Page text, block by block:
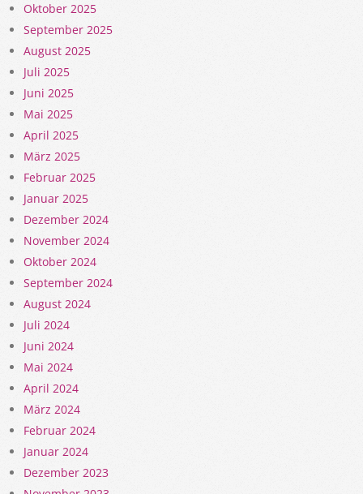
Oktober 2025
September 2025
August 2025
Juli 2025
Juni 2025
Mai 2025
April 2025
März 2025
Februar 2025
Januar 2025
Dezember 2024
November 2024
Oktober 2024
September 2024
August 2024
Juli 2024
Juni 2024
Mai 2024
April 2024
März 2024
Februar 2024
Januar 2024
Dezember 2023